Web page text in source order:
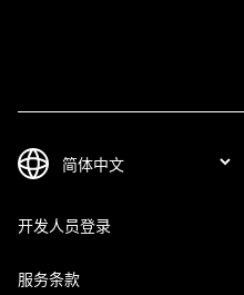
开发人员登录
服务条款